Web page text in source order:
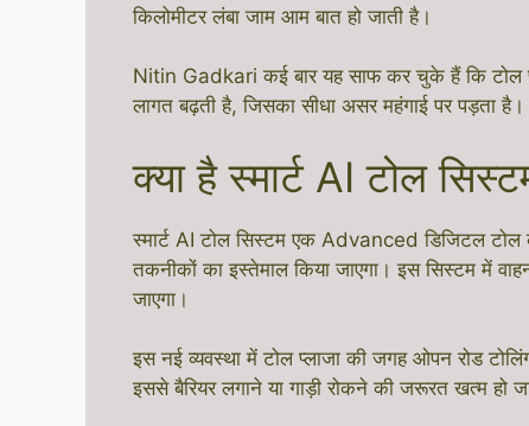
किलोमीटर लंबा जाम आम बात हो जाती है।
Nitin Gadkari कई बार यह साफ कर चुके हैं कि टोल
लागत बढ़ती है, जिसका सीधा असर महंगाई पर पड़ता है।
क्या है स्मार्ट AI टोल
स्मार्ट AI टोल सिस्टम एक Advanced डिजिटल
तकनीकों का इस्तेमाल किया जाएगा। इस सिस्टम में
जाएगा।
इस नई व्यवस्था में टोल प्लाजा की जगह ओपन रोड
इससे बैरियर लगाने या गाड़ी रोकने की जरूरत खत्म हो